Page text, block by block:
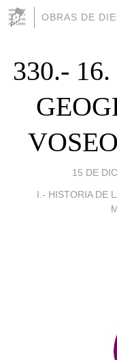
OBRAS DE
330.-
15 DE
I.- HISTORIA DE